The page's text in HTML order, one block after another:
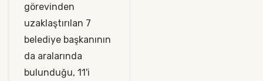
görevinden
uzaklaştırılan 7
belediye başkanının
da aralarında
bulunduğu, 11'i